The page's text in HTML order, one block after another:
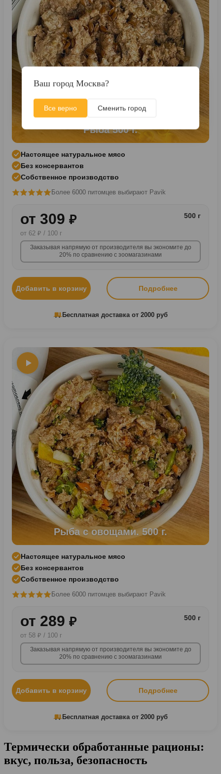
Ваш город Москва?
Все верно Сменить город
Рыба 500 г.
Настоящее натуральное мясо
Без консервантов
Собственное производство
Более 6000 питомцев выбирают Pavik
от 309 ₽
от 62 ₽ / 100 г
500 г
Заказывая напрямую от производителя вы экономите до
20% по сравнению с зоомагазинами
Добавить в корзину Подробнее
Бесплатная доставка от 2000 руб
Рыба с овощами. 500 г.
Настоящее натуральное мясо
Без консервантов
Собственное производство
Более 6000 питомцев выбирают Pavik
от 289 ₽
от 58 ₽ / 100 г
500 г
Заказывая напрямую от производителя вы экономите до
20% по сравнению с зоомагазинами
Добавить в корзину Подробнее
Бесплатная доставка от 2000 руб
Термически обработанные рационы:
вкус, польза, безопасность